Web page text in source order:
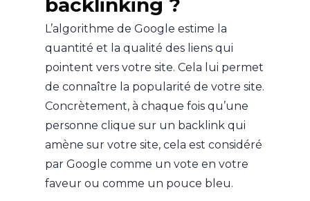
backlinking ?
L’algorithme de Google estime la
quantité et la qualité des liens qui
pointent vers votre site. Cela lui permet
de connaître la popularité de votre site.
Concrètement, à chaque fois qu’une
personne clique sur un backlink qui
amène sur votre site, cela est considéré
par Google comme un vote en votre
faveur ou comme un pouce bleu.